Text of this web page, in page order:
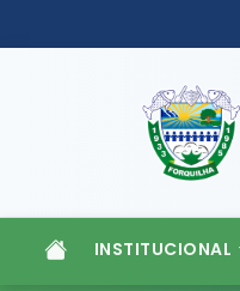
INSTITUCIONAL